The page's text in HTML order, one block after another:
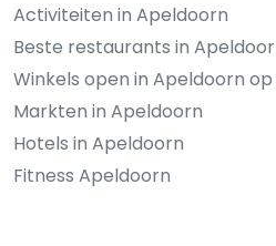
Activiteiten in Apeldoorn
Beste restaurants in
Winkels open in Apeldoorn
Markten in Apeldoorn
Hotels in Apeldoorn
Fitness Apeldoorn